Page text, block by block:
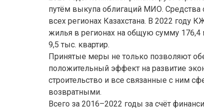
путём выкупа облигаций МИО. Средства
всех регионах Казахстана. В 2022 году
жилья в регионах на общую сумму 176,4
9,5 тыс. квартир.
Принятые меры не только позволяют
положительный эффект на развитие
строительство и все связанные с ним
возвратными.
Всего за 2016–2022 годы за счёт